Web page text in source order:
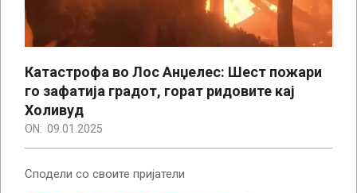
Катастрофа во Лос Анџелес: Шест пожари
го зафатија градот, горат ридовите кај
Холивуд
ON: 09.01.2025
Сподели со своите пријатели